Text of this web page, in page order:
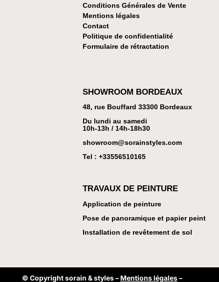
Conditions Générales de Vente
Mentions légales
Contact
Politique de confidentialité
Formulaire de rétractation
SHOWROOM BORDEAUX
48, rue Bouffard 33300 Bordeaux
Du lundi au samedi
10h-13h / 14h-18h30
showroom@sorainstyles.com
Tel : +33556510165
TRAVAUX DE PEINTURE
Application de peinture
Pose de panoramique et papier peint
Installation de revêtement de sol
© Copyright sorain & styles – Mentions légales–